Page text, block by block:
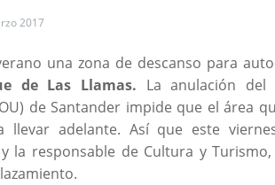
2017
una zona de descanso para
de Las Llamas. La anulación del
de Santander impide que el área
llevar adelante. Así que este
la responsable de Cultura y